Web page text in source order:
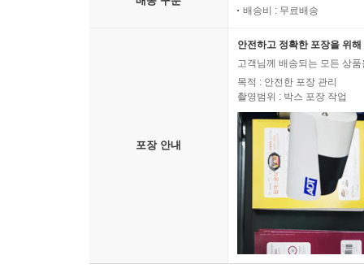
배송비 : 무료배송
포장 안내
안전하고 정확한 포장을 위
고객님께 배송되는 모든 상
목적 : 안전한 포장 관리
촬영범위 : 박스 포장 작업